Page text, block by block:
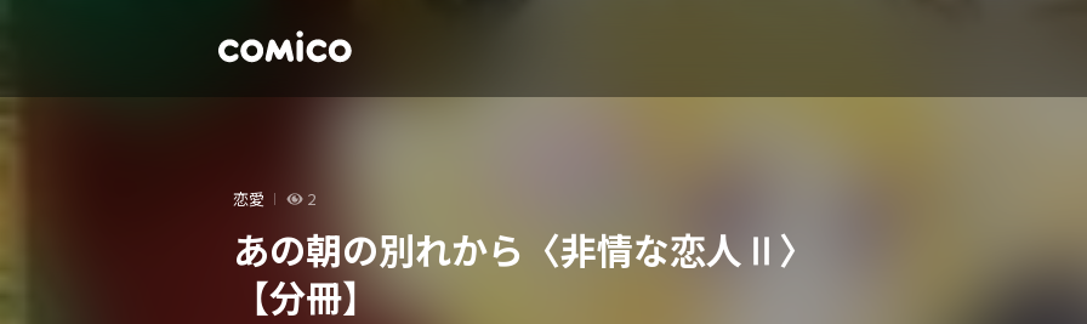
恋愛 2
あの朝の別れから〈非情な恋人Ⅱ〉
【分冊】